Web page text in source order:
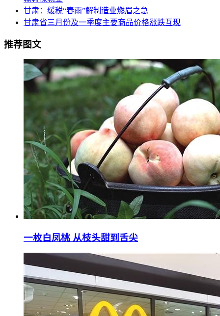
甘肃：缓税“春雨”解制造业燃眉之急
甘肃省三月份及一季度主要商品价格涨跌互现
推荐图文
一枚白凤桃 从枝头甜到舌尖